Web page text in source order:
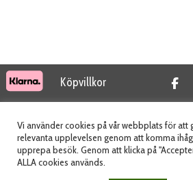
Köpvillkor
© 2026 Tidab AB - All Rights
Vi använder cookies på vår webbplats för att
relevanta upplevelsen genom att komma
upprepa besök. Genom att klicka på
ALLA cookies används.